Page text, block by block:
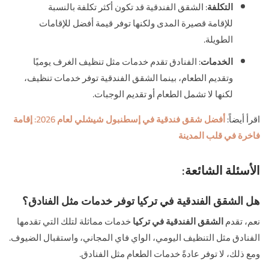
التكلفة: الشقق الفندقية قد تكون أكثر تكلفة بالنسبة
للإقامة قصيرة المدى ولكنها توفر قيمة أفضل للإقامات
الطويلة.
الخدمات: الفنادق تقدم خدمات مثل تنظيف الغرف يوميًا
وتقديم الطعام، بينما الشقق الفندقية توفر خدمات تنظيف،
لكنها لا تشمل الطعام أو تقديم الوجبات.
اقرأ أيضاً:
أفضل شقق فندقية في إسطنبول شيشلي لعام 2026: إقامة
فاخرة في قلب المدينة
الأسئلة الشائعة:
هل الشقق الفندقية في تركيا توفر خدمات مثل الفنادق؟
نعم، تقدمالشقق الفندقية في تركياخدمات مماثلة لتلك التي تقدمها
الفنادق مثل التنظيف اليومي، الواي فاي المجاني، واستقبال الضيوف.
ومع ذلك، لا توفر عادةً خدمات الطعام مثل الفنادق.